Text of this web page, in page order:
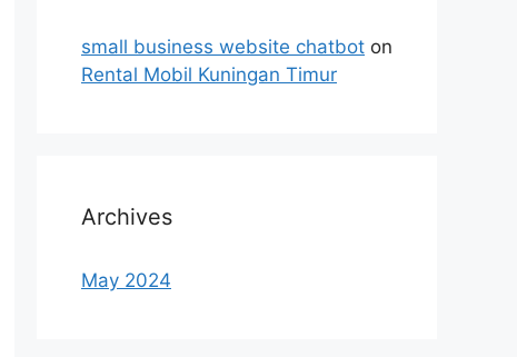
small business website chatbot on
Rental Mobil Kuningan Timur
Archives
May 2024